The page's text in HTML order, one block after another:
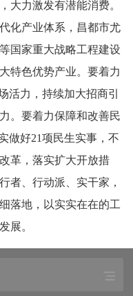
大力激发有潜能消费。
化产业体系，昌都市尤
国家重大战略工程建设
特色优势产业。要着力
活力，持续加大招商引
。要着力保障和改善民
做好21项民生实事，不
革，落实扩大开放措
者、行动派、实干家，
落地，以实实在在的工
展。